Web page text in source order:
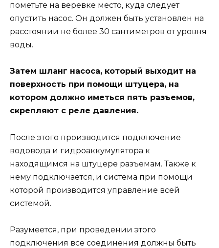
пометьте на веревке место, куда следует
опустить насос. Он должен быть установлен на
расстоянии не более 30 сантиметров от уровня
воды.
Затем шланг насоса, который выходит на
поверхность при помощи штуцера, на
котором должно иметься пять разъемов,
скрепляют с реле давления.
После этого производится подключение
водовода и гидроаккумулятора к
находящимся на штуцере разъемам. Также к
нему подключается, и система при помощи
которой производится управление всей
системой.
Разумеется, при проведении этого
подключения все соединения должны быть